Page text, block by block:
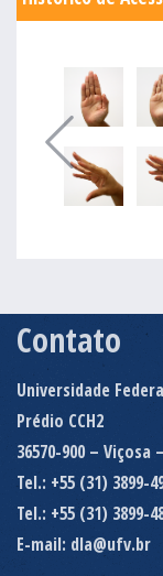
Contato
Universidade
Prédio CCH2
36570-900 – Viçosa
Tel.: +55 (31) 3899-
Tel.: +55 (31) 3899-
E-mail: dla@ufv.br